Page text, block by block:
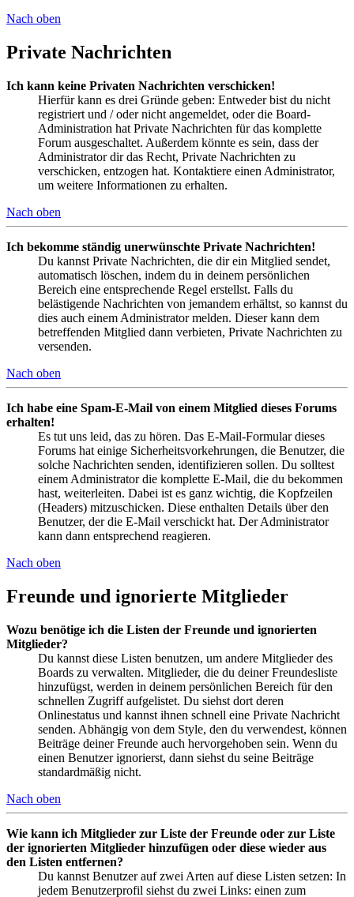
Nach oben
Private Nachrichten
Ich kann keine Privaten Nachrichten verschicken!
Hierfür kann es drei Gründe geben: Entweder bist du nicht
registriert und / oder nicht angemeldet, oder die Board-
Administration hat Private Nachrichten für das komplette
Forum ausgeschaltet. Außerdem könnte es sein, dass der
Administrator dir das Recht, Private Nachrichten zu
verschicken, entzogen hat. Kontaktiere einen Administrator,
um weitere Informationen zu erhalten.
Nach oben
Ich bekomme ständig unerwünschte Private Nachrichten!
Du kannst Private Nachrichten, die dir ein Mitglied sendet,
automatisch löschen, indem du in deinem persönlichen
Bereich eine entsprechende Regel erstellst. Falls du
belästigende Nachrichten von jemandem erhältst, so kannst du
dies auch einem Administrator melden. Dieser kann dem
betreffenden Mitglied dann verbieten, Private Nachrichten zu
versenden.
Nach oben
Ich habe eine Spam-E-Mail von einem Mitglied dieses Forums
erhalten!
Es tut uns leid, das zu hören. Das E-Mail-Formular dieses
Forums hat einige Sicherheitsvorkehrungen, die Benutzer, die
solche Nachrichten senden, identifizieren sollen. Du solltest
einem Administrator die komplette E-Mail, die du bekommen
hast, weiterleiten. Dabei ist es ganz wichtig, die Kopfzeilen
(Headers) mitzuschicken. Diese enthalten Details über den
Benutzer, der die E-Mail verschickt hat. Der Administrator
kann dann entsprechend reagieren.
Nach oben
Freunde und ignorierte Mitglieder
Wozu benötige ich die Listen der Freunde und ignorierten
Mitglieder?
Du kannst diese Listen benutzen, um andere Mitglieder des
Boards zu verwalten. Mitglieder, die du deiner Freundesliste
hinzufügst, werden in deinem persönlichen Bereich für den
schnellen Zugriff aufgelistet. Du siehst dort deren
Onlinestatus und kannst ihnen schnell eine Private Nachricht
senden. Abhängig von dem Style, den du verwendest, können
Beiträge deiner Freunde auch hervorgehoben sein. Wenn du
einen Benutzer ignorierst, dann siehst du seine Beiträge
standardmäßig nicht.
Nach oben
Wie kann ich Mitglieder zur Liste der Freunde oder zur Liste
der ignorierten Mitglieder hinzufügen oder diese wieder aus
den Listen entfernen?
Du kannst Benutzer auf zwei Arten auf diese Listen setzen: In
jedem Benutzerprofil siehst du zwei Links: einen zum